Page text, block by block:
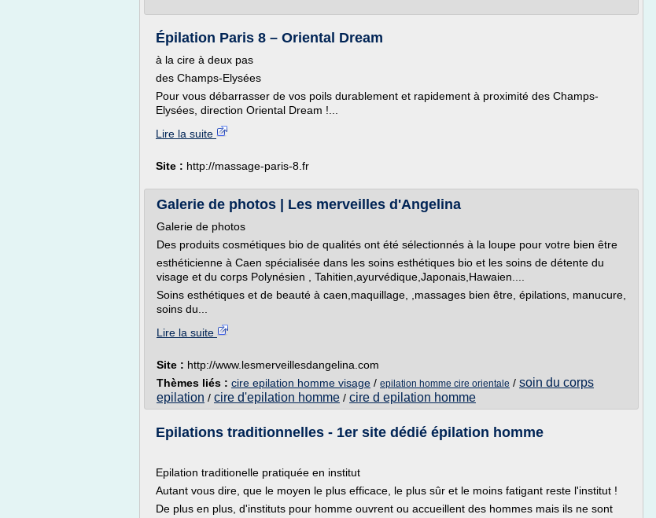
Épilation Paris 8 – Oriental Dream
à la cire à deux pas
des Champs-Elysées
Pour vous débarrasser de vos poils durablement et rapidement à proximité des Champs-
Elysées, direction Oriental Dream !...
Lire la suite
Site : http://massage-paris-8.fr
Galerie de photos | Les merveilles d'Angelina
Galerie de photos
Des produits cosmétiques bio de qualités ont été sélectionnés à la loupe pour votre bien être
esthéticienne à Caen spécialisée dans les soins esthétiques bio et les soins de détente du
visage et du corps Polynésien , Tahitien,ayurvédique,Japonais,Hawaien....
Soins esthétiques et de beauté à caen,maquillage, ,massages bien être, épilations, manucure,
soins du...
Lire la suite
Site : http://www.lesmerveillesdangelina.com
Thèmes liés : cire epilation homme visage / epilation homme cire orientale / soin du corps
epilation / cire d'epilation homme / cire d epilation homme
Epilations traditionnelles - 1er site dédié épilation homme
Epilation traditionelle pratiquée en institut
Autant vous dire, que le moyen le plus efficace, le plus sûr et le moins fatigant reste l'institut !
De plus en plus, d'instituts pour homme ouvrent ou accueillent des hommes mais ils ne sont